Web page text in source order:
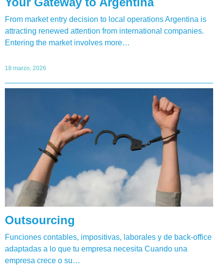
From market entry decision to local operations Argentina is
attracting renewed attention from international companies.
Entering the market involves more…
18 marzo, 2026
Outsourcing
Funciones contables, impositivas, laborales y de back-office
adaptadas a lo que tu empresa necesita Cuando una
empresa crece o su…